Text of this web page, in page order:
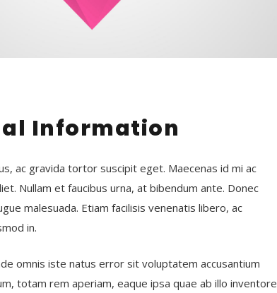
Information
ac gravida tortor suscipit eget. Maecenas id mi ac
Nullam et faucibus urna, at bibendum ante. Donec
malesuada. Etiam facilisis venenatis libero, ac
in.
omnis iste natus error sit voluptatem accusantium
totam rem aperiam, eaque ipsa quae ab illo inventore